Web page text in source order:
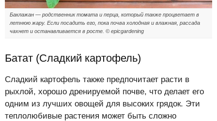
Баклажан — родственник томата и перца, который также процветает в
летнюю жару. Если посадить его, пока почва холодная и влажная, рассада
чахнет и останавливается в росте. © epicgardening
Батат (Сладкий картофель)
Сладкий картофель также предпочитает расти в
рыхлой, хорошо дренируемой почве, что делает его
одним из лучших овощей для высоких грядок. Эти
теплолюбивые растения может быть сложно